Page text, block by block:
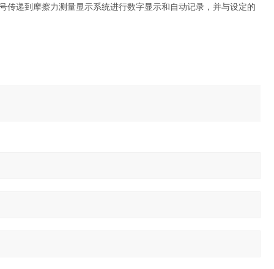
递到摩擦力测量显示系统进行数字显示和自动记录，并与设定的